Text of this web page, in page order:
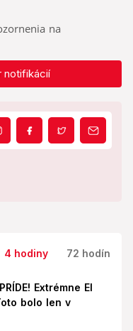
na
notifikácií
4 hodiny 72 hodín
Extrémne El
bolo len v